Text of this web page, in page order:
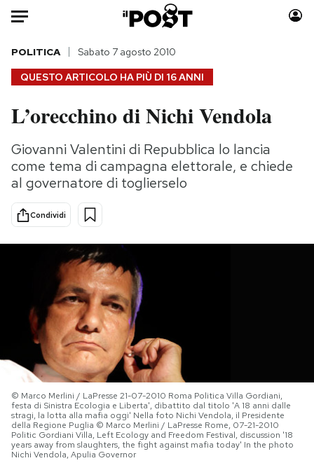
Auto
HOME
Italia
Politica
Tecnologia
Scienza
Economia
Sport
Moda
Consumismi
Storie/Idee
PODCAST
I MIEI PREFERITI
QUESTO ARTICOLO HA PIÙ DI 16 ANNI
POLITICA Sabato 7 agosto 2010
L’orecchino di Nichi Vendola
Giovanni Valentini di Repubblica lo lancia
come tema di campagna elettorale, e chiede
al governatore di toglierselo
Condividi
© Marco Merlini / LaPresse 21-07-2010 Roma Politica Villa Gordiani,
festa di Sinistra Ecologia e Liberta', dibattito dal titolo 'A 18 anni dalle
stragi, la lotta alla mafia oggi' Nella foto Nichi Vendola, il Presidente
della Regione Puglia © Marco Merlini / LaPresse Rome, 07-21-2010
Politic Gordiani Villa, Left Ecology and Freedom Festival, discussion '18
years away from slaughters, the fight against mafia today' In the photo
Nichi Vendola, Apulia Governor